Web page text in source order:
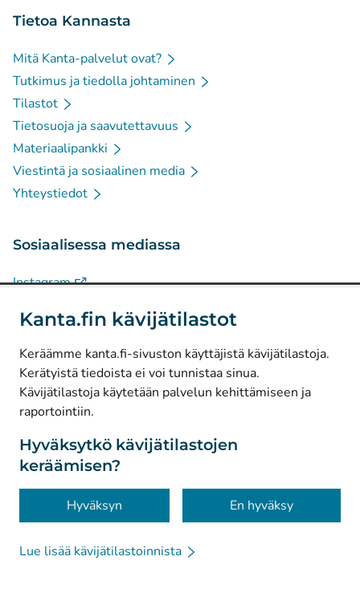
Kanta.fin kävijätilastot
Keräämme kanta.fi-sivuston käyttäjistä kävijätilastoja.
Kerätyistä tiedoista ei voi tunnistaa sinua.
Kävijätilastoja käytetään palvelun kehittämiseen ja
raportointiin.
Hyväksytkö kävijätilastojen
keräämisen?
Hyväksyn En hyväksy
Lue lisää kävijätilastoinnista
Tietoa Kannasta
Mitä Kanta-palvelut ovat?
Tutkimus ja tiedolla johtaminen
Tilastot
Tietosuoja ja saavutettavuus
Materiaalipankki
Viestintä ja sosiaalinen media
Yhteystiedot
Sosiaalisessa mediassa
Instagram(Avautuu uuteen välilehteen)
Facebook(Avautuu uuteen välilehteen)
© Kanta-Palvelut, Kansaneläkelaitos
Tietosuoja
Tietoa sivustosta
Saavutettavuus
Evästeet